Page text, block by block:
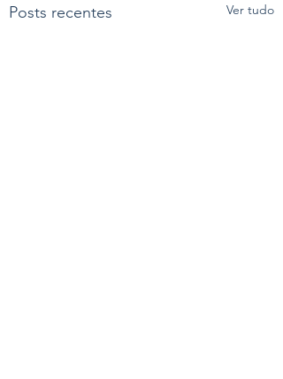
Posts recentes Ver tudo